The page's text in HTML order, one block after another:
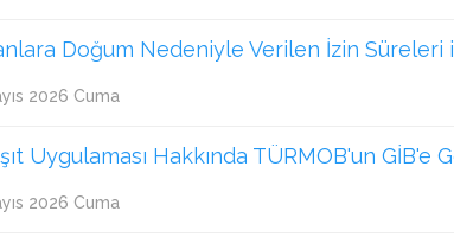
Doğum Nedeniyle Verilen İzin
2026 Cuma
Uygulaması Hakkında TÜRMOB'un GİB'e
2026 Cuma